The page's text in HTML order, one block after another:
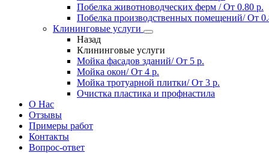
Побелка животноводческих ферм / От 0.80 р.
Побелка производственных помещений/ От
Клининговые услуги
Назад
Клининговые услуги
Мойка фасадов зданий/ От 5 р.
Мойка окон/ От 4 р.
Мойка тротуарной плитки/ От 3 р.
Очистка пластика и профнастила
О Нас
Отзывы
Примеры работ
Контакты
Вопрос-ответ